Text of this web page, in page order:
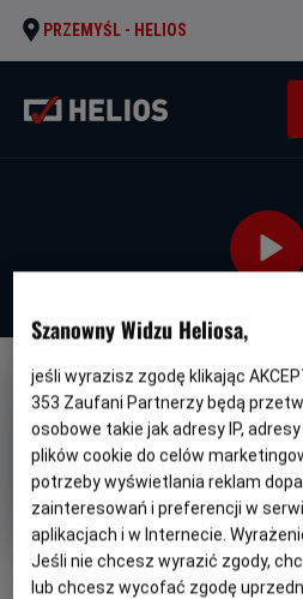
PRZEMYŚL - HELIOS
DUBBING WERSJA
OBSERWUJ
Enkanto:
Oryginalny
tytuł
Encanto
Od 7 lat
Czas
trwania
110 min
Kraj
i
rok
USA
OCENA HELIOS
7.2
Szanowny Widzu Heliosa,
jeśli wyrazisz zgodę klikając
353 Zaufani Partnerzy będą
osobowe takie jak adresy IP,
plików cookie do celów
potrzeby wyświetlania reklam
zainteresowań i preferencji w
aplikacjach i w Internecie.
Jeśli nie chcesz wyrazić zgody,
lub chcesz wycofać zgodę